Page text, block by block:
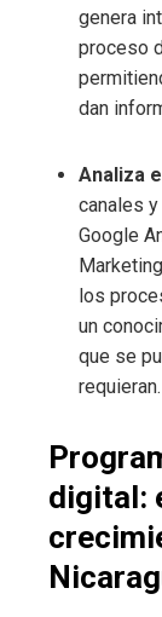
genera
proceso
dan
Analiza
canales
Google
los
un
que se
requieran.
digital: